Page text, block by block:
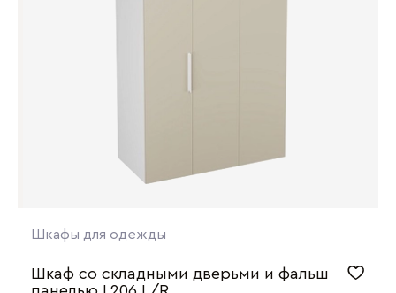
Шкафы для одежды
Шкаф со складными дверьми и фальш